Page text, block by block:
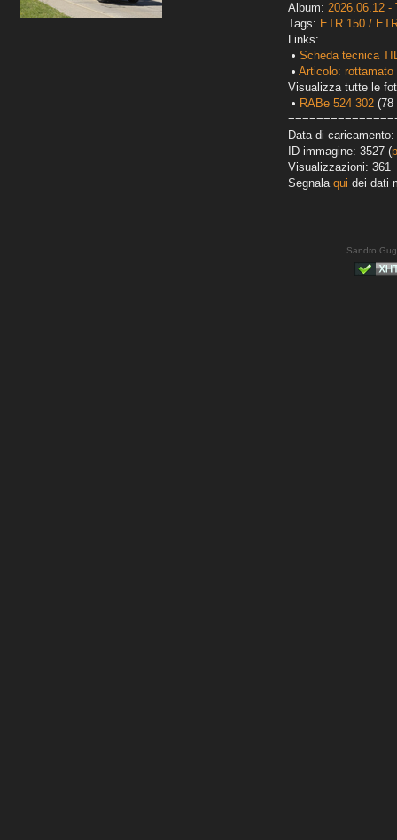
Album: 2026.06.12 -
Tags: ETR 150 /
Links:
• Scheda tecnica
• Articolo:
Visualizza tutte le
• RABe 524 302 (78
Data di
ID immagine: 3527 (
Visualizzazioni: 361
Segnala qui dei dati
Sandro